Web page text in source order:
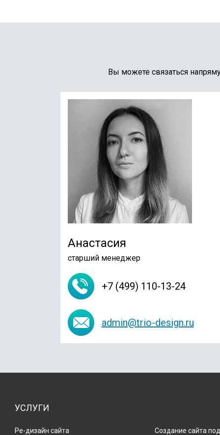
Вы можете связаться
Анастасия
старший менеджер
+7 (499) 110-13-24
admin@trio-design.ru
УСЛУГИ
Ре-дизайн сайта
Создание сайта